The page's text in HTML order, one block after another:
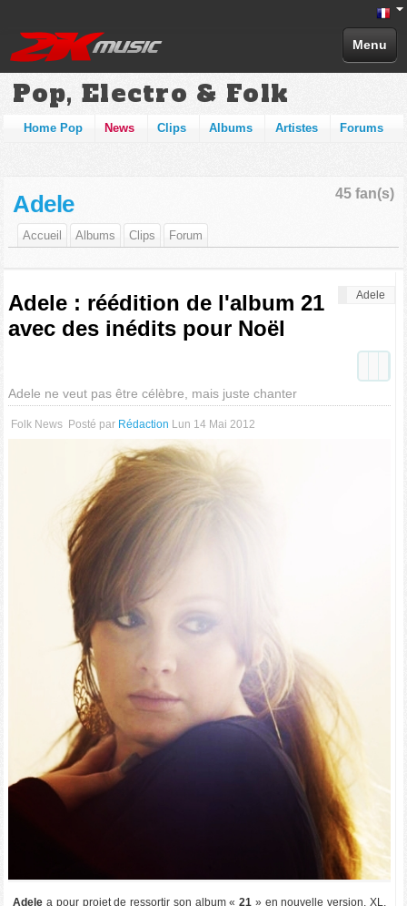
Menu
Pop, Electro & Folk
Home Pop News Clips Albums Artistes Forums
45 fan(s)
Adele
Accueil Albums Clips Forum
Adele
Adele : réédition de l'album 21
avec des inédits pour Noël
Adele ne veut pas être célèbre, mais juste chanter
Folk News Posté par Rédaction Lun 14 Mai 2012
Adele a pour projet de ressortir son album « 21 » en nouvelle version. XL,